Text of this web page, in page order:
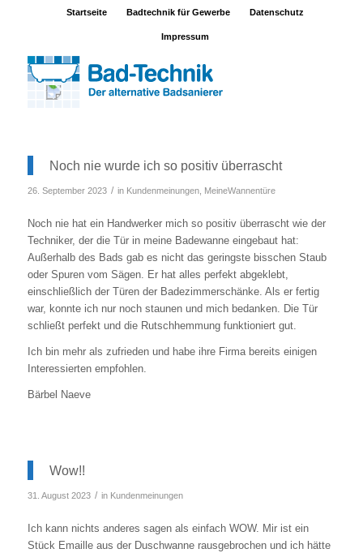
Startseite Badtechnik für Gewerbe Datenschutz
Impressum
Noch nie wurde ich so positiv überrascht
26. September 2023 / in Kundenmeinungen, MeineWannentüre
Noch nie hat ein Handwerker mich so positiv überrascht wie der
Techniker, der die Tür in meine Badewanne eingebaut hat:
Außerhalb des Bads gab es nicht das geringste bisschen Staub
oder Spuren vom Sägen. Er hat alles perfekt abgeklebt,
einschließlich der Türen der Badezimmerschänke. Als er fertig
war, konnte ich nur noch staunen und mich bedanken. Die Tür
schließt perfekt und die Rutschhemmung funktioniert gut.
Ich bin mehr als zufrieden und habe ihre Firma bereits einigen
Interessierten empfohlen.
Bärbel Naeve
Wow!!
31. August 2023 / in Kundenmeinungen
Ich kann nichts anderes sagen als einfach WOW. Mir ist ein
Stück Emaille aus der Duschwanne rausgebrochen und ich hätte